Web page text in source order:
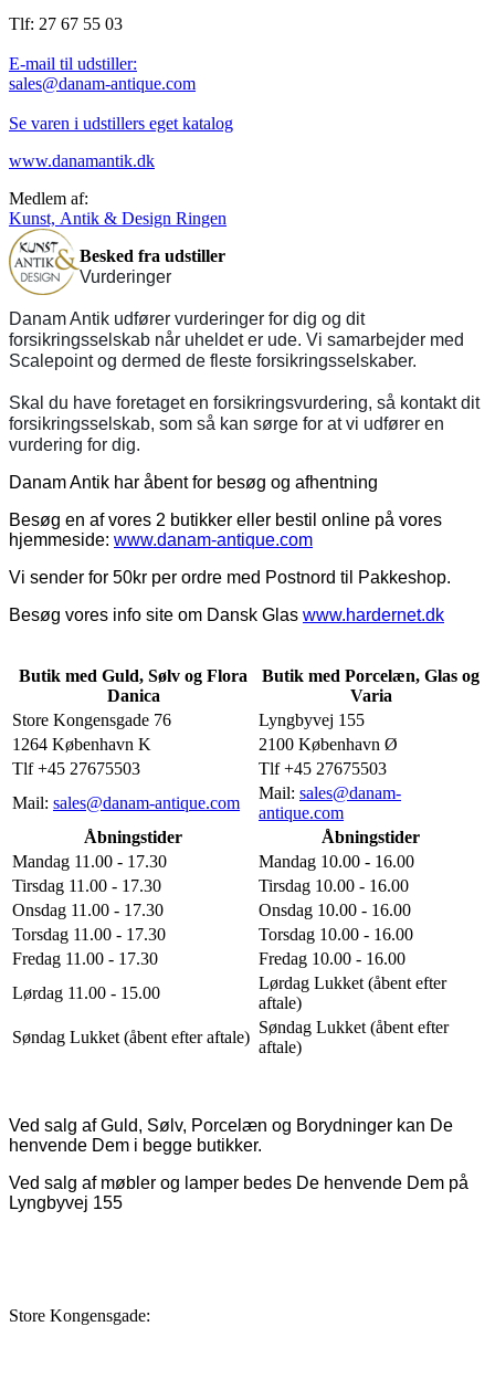
Tlf: 27 67 55 03
E-mail til udstiller:
sales@danam-antique.com
Se varen i udstillers eget katalog
www.danamantik.dk
Medlem af:
Kunst, Antik & Design Ringen
Besked fra udstiller
Vurderinger
Danam Antik udfører vurderinger for dig og dit
forsikringsselskab når uheldet er ude. Vi samarbejder med
Scalepoint og dermed de fleste forsikringsselskaber.
Skal du have foretaget en forsikringsvurdering, så kontakt dit
forsikringsselskab, som så kan sørge for at vi udfører en
vurdering for dig.
Danam Antik har åbent for besøg og afhentning
Besøg en af vores 2 butikker eller bestil online på vores
hjemmeside: www.danam-antique.com
Vi sender for 50kr per ordre med Postnord til Pakkeshop.
Besøg vores info site om Dansk Glas www.hardernet.dk
Butik med Guld, Sølv og Flora
Danica
Butik med Porcelæn, Glas og
Varia
Store Kongensgade 76
Lyngbyvej 155
1264 København K
2100 København Ø
Tlf +45 27675503
Tlf +45 27675503
Mail: sales@danam-antique.com
Mail: sales@danam-
antique.com
Åbningstider
Åbningstider
Mandag 11.00 - 17.30
Mandag 10.00 - 16.00
Tirsdag 11.00 - 17.30
Tirsdag 10.00 - 16.00
Onsdag 11.00 - 17.30
Onsdag 10.00 - 16.00
Torsdag 11.00 - 17.30
Torsdag 10.00 - 16.00
Fredag 11.00 - 17.30
Fredag 10.00 - 16.00
Lørdag 11.00 - 15.00
Lørdag Lukket (åbent efter
aftale)
Søndag Lukket (åbent efter aftale)
Søndag Lukket (åbent efter
aftale)
Ved salg af Guld, Sølv, Porcelæn og Borydninger kan De
henvende Dem i begge butikker.
Ved salg af møbler og lamper bedes De henvende Dem på
Lyngbyvej 155
Store Kongensgade: